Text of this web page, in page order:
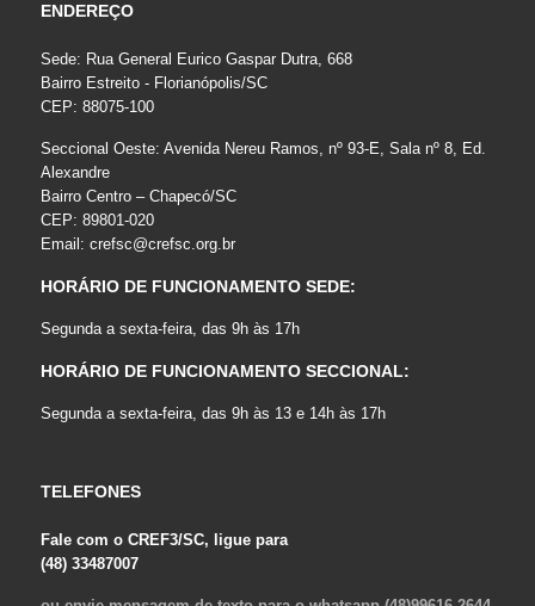
ENDEREÇO
Sede: Rua General Eurico Gaspar Dutra, 668
Bairro Estreito - Florianópolis/SC
CEP: 88075-100
Seccional Oeste: Avenida Nereu Ramos, nº 93-E, Sala nº 8, Ed.
Alexandre
Bairro Centro – Chapecó/SC
CEP: 89801-020
Email: crefsc@crefsc.org.br
HORÁRIO DE FUNCIONAMENTO SEDE:
Segunda a sexta-feira, das 9h às 17h
HORÁRIO DE FUNCIONAMENTO SECCIONAL:
Segunda a sexta-feira, das 9h às 13 e 14h às 17h
TELEFONES
Fale com o CREF3/SC, ligue para
(48) 33487007